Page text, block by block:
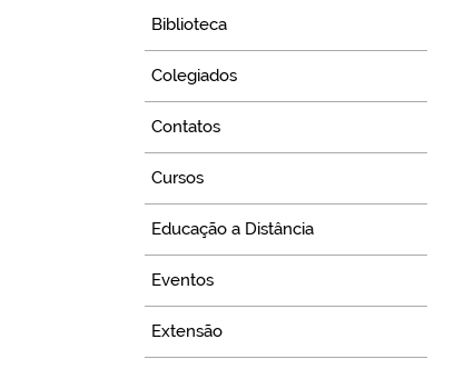
Biblioteca
Colegiados
Contatos
Cursos
Educação a Distância
Eventos
Extensão